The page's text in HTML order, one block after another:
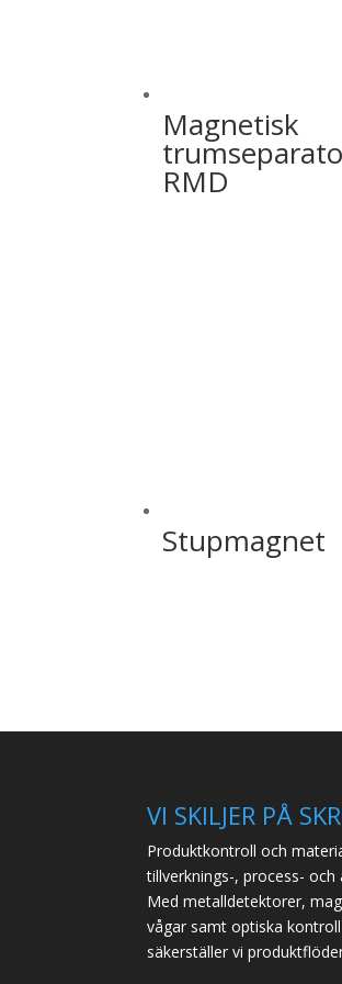
Magnetisk
RMD
Stupmagnet
VI SKILJER PÅ
Produktkontroll och
tillverknings-, process- och
Med metalldetektorer,
vågar samt optiska
säkerställer vi